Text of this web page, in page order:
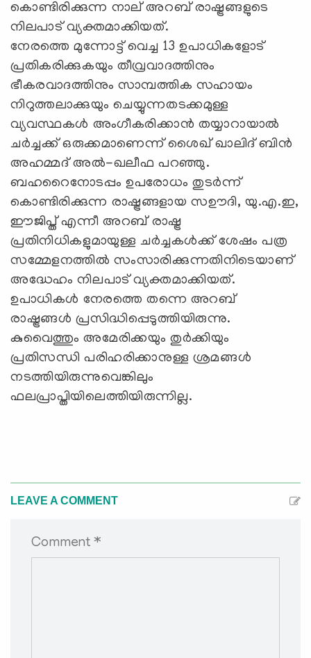
കൊണ്ടിരിക്കുന്ന നാല് അറബ് രാഷ്ട്രങ്ങളുടെ
നിലപാട് വ്യക്തമാക്കിയത്.
നേരത്തെ മുന്നോട്ട് വെച്ച 13 ഉപാധികളോട്
പ്രതികരിക്കുകയും തീവ്രവാദത്തിനും
ഭീകരവാദത്തിനും സാമ്പത്തിക സഹായം
നിറുത്തലാക്കുയും ചെയ്യുന്നതടക്കമുള്ള
വ്യവസ്ഥകള്‍ അംഗീകരിക്കാന്‍ തയ്യാറായാല്‍
ചര്‍ച്ചക്ക് ഒരുക്കമാണെന്ന് ശൈഖ് ഖാലിദ് ബിന്‍
അഹമ്മദ് അല്‍-ഖലീഫ പറഞ്ഞു.
ബഹറൈനോടപ്പം ഉപരോധം തുടര്‍ന്ന്
കൊണ്ടിരിക്കുന്ന രാഷ്ട്രങ്ങളായ സഊദി, യു.എ.ഇ,
ഈജിപ്ത് എന്നീ അറബ് രാഷ്ട്ര
പ്രതിനിധികളുമായുള്ള ചര്‍ച്ചകള്‍ക്ക് ശേഷം പത്ര
സമ്മേളനത്തില്‍ സംസാരിക്കുന്നതിനിടെയാണ്
അദ്ധേഹം നിലപാട് വ്യക്തമാക്കിയത്.
ഉപാധികള്‍ നേരത്തെ തന്നെ അറബ്
രാഷ്ട്രങ്ങള്‍ പ്രസിദ്ധിപ്പെടുത്തിയിരുന്നു.
കുവൈത്തും അമേരിക്കയും തുര്‍ക്കിയും
പ്രതിസന്ധി പരിഹരിക്കാനുള്ള ശ്രമങ്ങള്‍
നടത്തിയിരുന്നുവെങ്കിലും
ഫലപ്രാപ്തിയിലെത്തിയിരുന്നില്ല.
LEAVE A COMMENT
Comment *